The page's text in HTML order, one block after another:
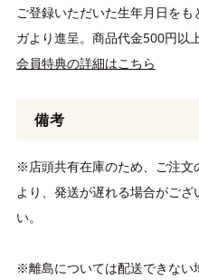
ご登録いただいた生年月日を
ガより進呈。商品代金500円以
会員特典の詳細はこちら
備考
※店頭共有在庫のため、ご注文
より、発送が遅れる場合がご
い。
※離島については配送できない